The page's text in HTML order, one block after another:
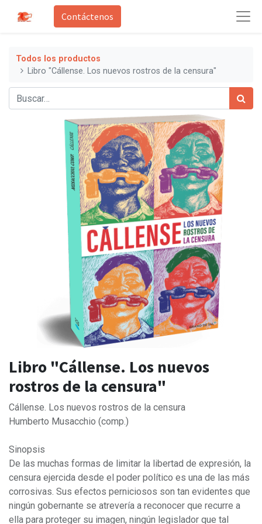
Contáctenos
Todos los productos
Libro "Cállense. Los nuevos rostros de la censura"
Libro "Cállense. Los nuevos
rostros de la censura"
Cállense. Los nuevos rostros de la censura
Humberto Musacchio (comp.)
Sinopsis
De las muchas formas de limitar la libertad de expresión, la
censura ejercida desde el poder político es una de las más
corrosivas. Sus efectos perniciosos son tan evidentes que
ningún gobernante se atrevería a reconocer que recurre a
ella para proteger su imagen, ningún legislador que tal